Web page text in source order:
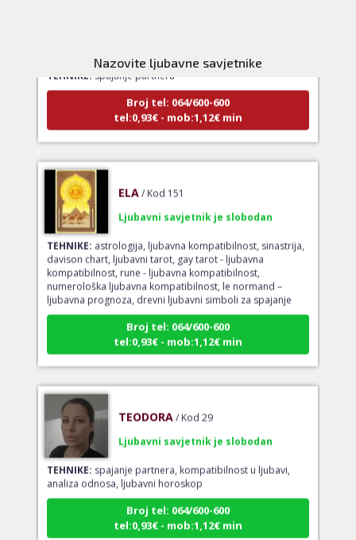
Nazovite ljubavne savjetnike
spajanje partnera
Broj tel: 064/600-600
tel:0,93€ - mob:1,12€ min
ELA / Kod 151
Ljubavni savjetnik je slobodan
TEHNIKE:astrologija, ljubavna kompatibilnost, sinastrija,
davison chart, ljubavni tarot, gay tarot - ljubavna
kompatibilnost, rune - ljubavna kompatibilnost,
numerološka ljubavna kompatibilnost, le normand –
ljubavna prognoza, drevni ljubavni simboli za spajanje
Broj tel: 064/600-600
tel:0,93€ - mob:1,12€ min
TEODORA / Kod 29
Ljubavni savjetnik je slobodan
TEHNIKE:spajanje partnera, kompatibilnost u ljubavi,
analiza odnosa, ljubavni horoskop
Broj tel: 064/600-600
tel:0,93€ - mob:1,12€ min